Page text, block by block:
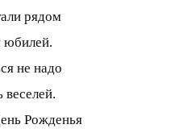
рядом
юбилей.
не надо
веселей.
Рожденья